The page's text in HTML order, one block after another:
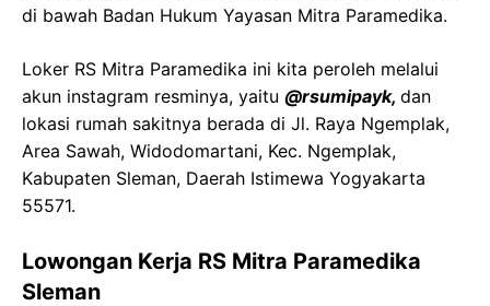
di bawah Badan Hukum Yayasan Mitra Paramedika.
Loker RS Mitra Paramedika ini kita peroleh melalui
akun instagram resminya, yaitu @rsumipayk, dan
lokasi rumah sakitnya berada di Jl. Raya Ngemplak,
Area Sawah, Widodomartani, Kec. Ngemplak,
Kabupaten Sleman, Daerah Istimewa Yogyakarta
55571.
Lowongan Kerja RS Mitra Paramedika
Sleman